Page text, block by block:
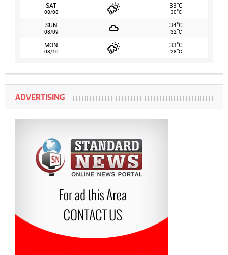
SAT
08/08
33°C
30°C
SUN
08/09
34°C
32°C
MON
08/10
33°C
28°C
ADVERTISING